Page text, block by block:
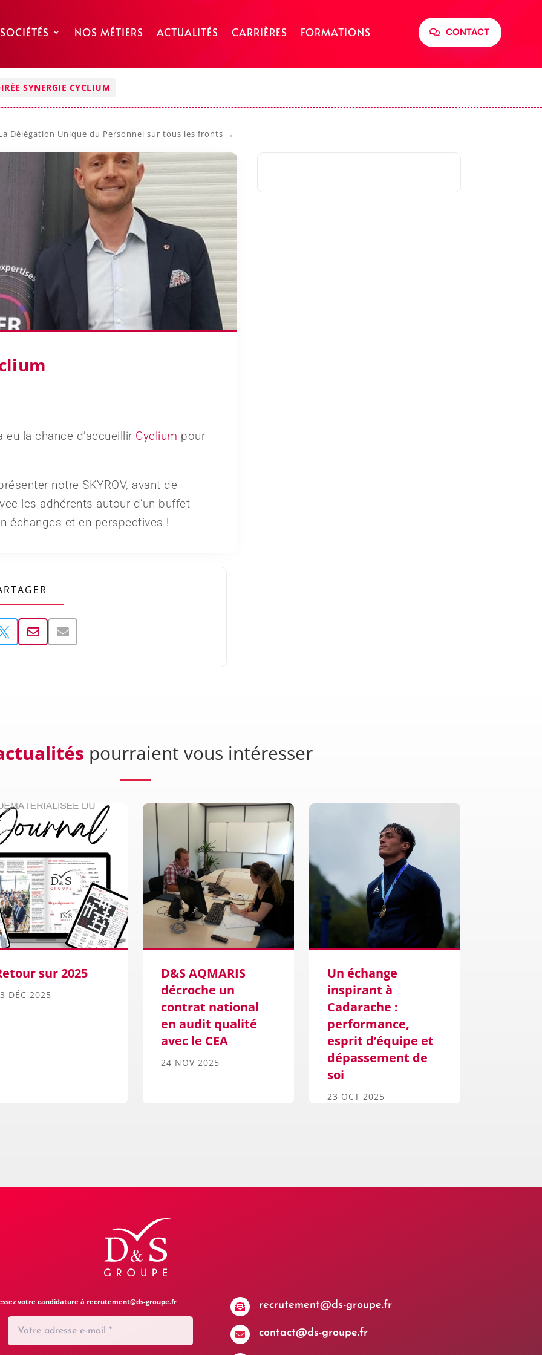
NOS MÉTIERS ACTUALITÉS CARRIÈRES FORMATIONS CONTACT
SYNERGIE CYCLIUM
Délégation Unique du Personnel sur tous les fronts →
eu la chance d’accueillir Cyclium pour
notre SKYROV, avant de
les adhérents autour d’un buffet
échanges et en perspectives !
 
pourraient vous intéresser
sur 2025
DÉC 2025
D&S AQMARIS
décroche un
contrat national
en audit qualité
avec le CEA
24 NOV 2025
Un échange
inspirant à
Cadarache :
performance,
esprit d’équipe et
dépassement de
soi
23 OCT 2025
votre candidature à recrutement@ds-groupe.fr
 recrutement@ds-groupe.fr
 contact@ds-groupe.fr